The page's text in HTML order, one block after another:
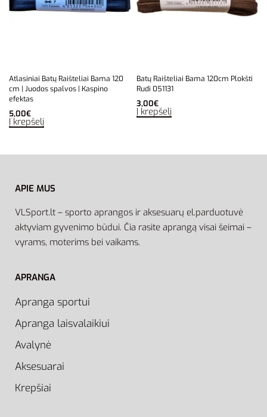
Atlasiniai Batų Raišteliai Bama 120
cm | Juodos spalvos | Kaspino
efektas
5,00€
Į krepšelį
Batų Raišteliai Bama 120cm Plokšti
Rudi 051131
3,00€
Į krepšelį
APIE MUS
VLSport.lt – sporto aprangos ir aksesuarų el.parduotuvė
aktyviam gyvenimo būdui. Čia rasite aprangą visai šeimai –
vyrams, moterims bei vaikams.
APRANGA
Apranga sportui
Apranga laisvalaikiui
Avalynė
Aksesuarai
Krepšiai